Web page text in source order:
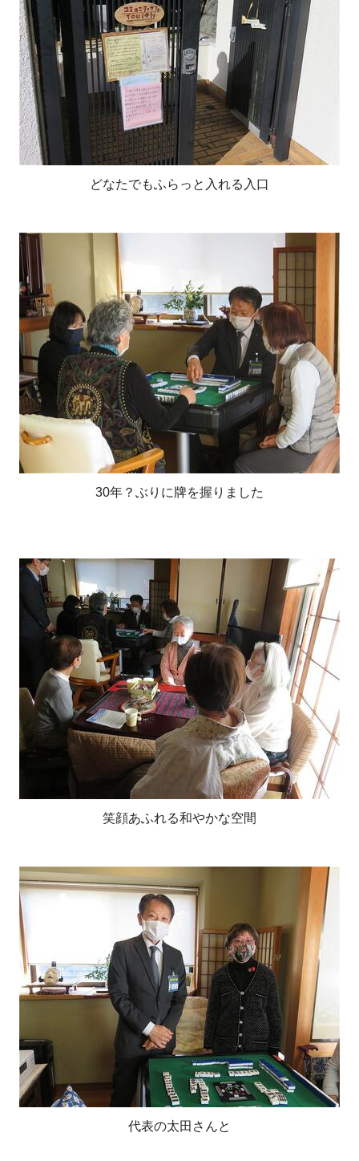
どなたでもふらっと入れる入口
30年？ぶりに牌を握りました
笑顔あふれる和やかな空間
代表の太田さんと